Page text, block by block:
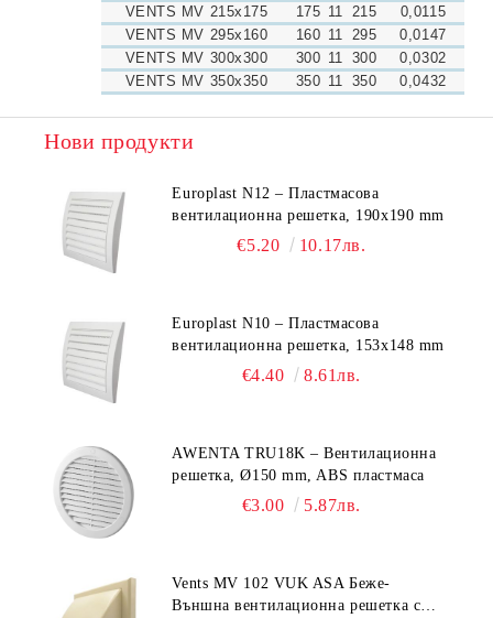
VENTS MV 215x175 175 11 215
0,0115
VENTS MV 295x160
160 11 295
0,0147
VENTS MV 300x300
300 11 300
0,0302
VENTS MV 350x350
350 11 350 0,0432
Нови продукти
Europlast N12 – Пластмасова
вентилационна решетка, 190x190 mm
€5.20 10.17лв.
Europlast N10 – Пластмасова
вентилационна решетка, 153x148 mm
€4.40 8.61лв.
AWENTA TRU18K – Вентилационна
решетка, Ø150 mm, ABS пластмаса
€3.00 5.87лв.
Vents MV 102 VUK ASA Беже-
Външна вентилационна решетка с